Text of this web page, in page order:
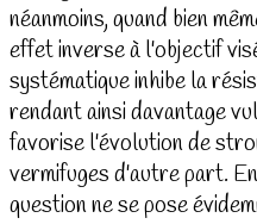
néanmoins, quand bien
effet inverse à l'objectif
systématique inhibe la
rendant ainsi davantage
favorise l'évolution de
vermifuges d'autre part.
question ne se pose